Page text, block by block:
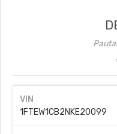
VIN
1FTEW1CB2NKE20099